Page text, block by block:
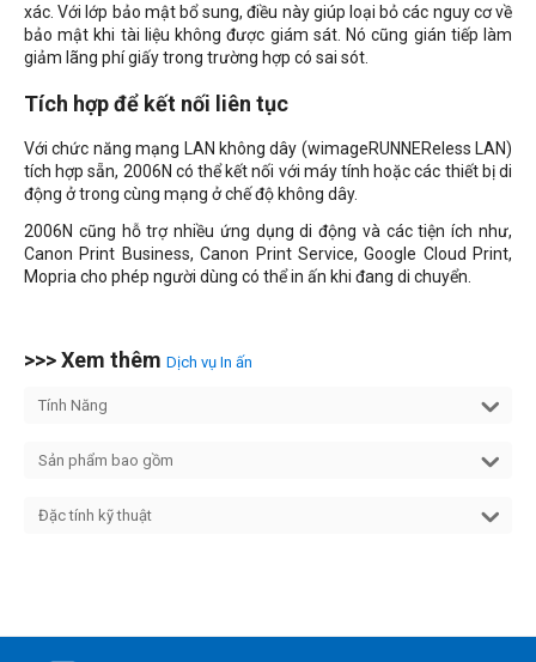
xác. Với lớp bảo mật bổ sung, điều này giúp loại bỏ các nguy cơ về
bảo mật khi tài liệu không được giám sát. Nó cũng gián tiếp làm
giảm lãng phí giấy trong trường hợp có sai sót.
Tích hợp để kết nối liên tục
Với chức năng mạng LAN không dây (wimageRUNNEReless LAN)
tích hợp sẵn, 2006N có thể kết nối với máy tính hoặc các thiết bị di
động ở trong cùng mạng ở chế độ không dây.
2006N cũng hỗ trợ nhiều ứng dụng di động và các tiện ích như,
Canon Print Business, Canon Print Service, Google Cloud Print,
Mopria cho phép người dùng có thể in ấn khi đang di chuyển.
>>> Xem thêm Dịch vụ In ấn
Tính Năng
Sản phẩm bao gồm
Đặc tính kỹ thuật